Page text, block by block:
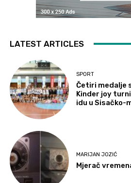
LATEST ARTICLES
SPORT
Četiri medalje
Kinder joy
idu u Sisačko-
MARIJAN JOZIĆ
Mjerač